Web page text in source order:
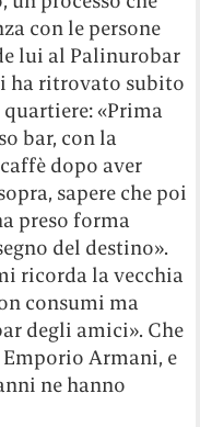
con le persone
lui al Palinurobar
ha ritrovato subito
«Prima
bar, con la
dopo aver
sapere che poi
preso forma
del destino».
ricorda la vecchia
consumi ma
degli amici». Che
Emporio Armani, e
ne hanno